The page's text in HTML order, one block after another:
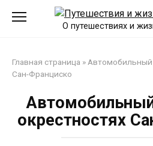
О путешествиях и
Главная страница » Автомобильный
Сан-Франциско
окрестностях